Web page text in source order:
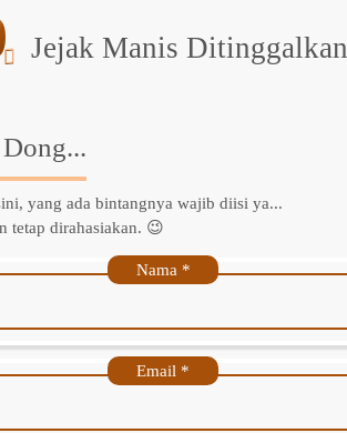
Jejak Manis Ditinggalkan
yang ada bintangnya wajib diisi ya...
tetap dirahasiakan. 😉
Nama *
Email *